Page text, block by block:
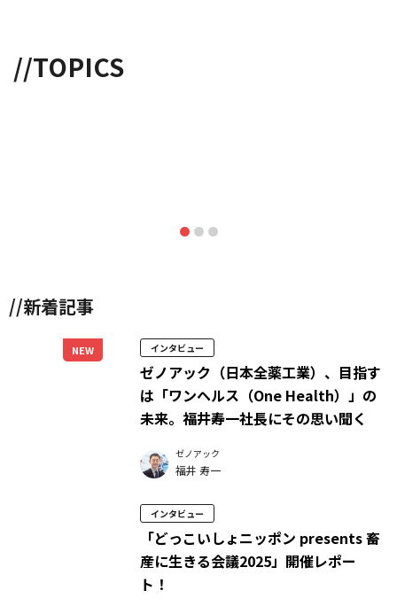
//TOPICS
//新着記事
NEW インタビュー
ゼノアック（日本全薬工業）、目指す
は「ワンヘルス（One Health）」の
未来。福井寿一社長にその思い聞く
ゼノアック
福井 寿一
インタビュー
「どっこいしょニッポン presents 畜
産に生きる会議2025」開催レポー
ト！